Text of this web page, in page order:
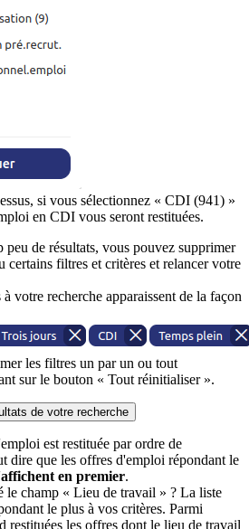
si vous sélectionnez « CDI (941) »
en CDI vous seront restituées.
peu de résultats, vous pouvez supprimer
certains filtres et critères et relancer votre
votre recherche apparaissent de la façon
les filtres un par un ou tout
sur le bouton « Tout réinitialiser ».
de votre recherche
est restituée par ordre de
dire que les offres d'emploi répondant le
en premier.
le champ « Lieu de travail » ? La liste
le plus à vos critères. Parmi
restituées les offres dont le lieu de travail